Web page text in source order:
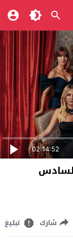
02:14:52
شارك تبليغ